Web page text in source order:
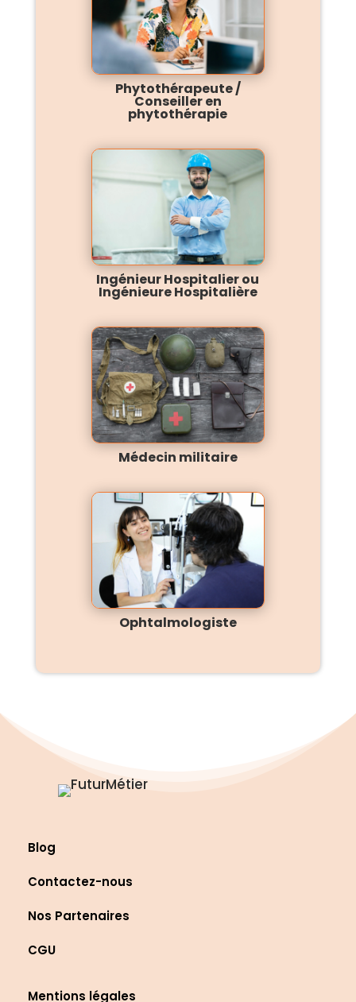
Phytothérapeute /
Conseiller en
phytothérapie
Ingénieur Hospitalier ou
Ingénieure Hospitalière
Médecin militaire
Ophtalmologiste
Blog
Contactez-nous
Nos Partenaires
CGU
Mentions légales